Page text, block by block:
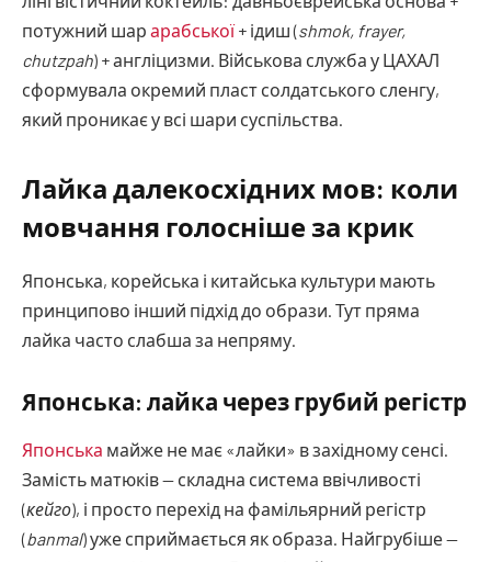
потужний шар арабської+ ідиш (shmok, frayer,
chutzpah) + англіцизми. Військова служба у ЦАХАЛ
сформувала окремий пласт солдатського сленгу,
який проникає у всі шари суспільства.
Лайка далекосхідних мов: коли
мовчання голосніше за крик
Японська, корейська і китайська культури мають
принципово інший підхід до образи. Тут пряма
лайка часто слабша за непряму.
Японська: лайка через грубий регістр
Японська майже не має «лайки» в західному сенсі.
Замість матюків — складна система ввічливості
(кейго), і просто перехід на фамільярний регістр
(banmal) уже сприймається як образа. Найгрубіше —